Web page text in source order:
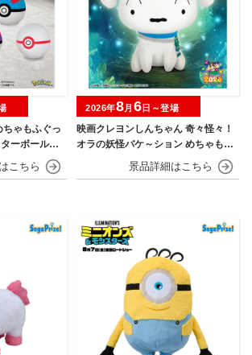
ちゃもふぐっ
ーボール・
パーボール・
ミアボール～
映画クレヨンしんちゃん 奇々怪々！
オラの妖怪バケ～ション めちゃもふ
ぐっとぬいぐるみ～おすわりポーズ
2026年8月 6日～登場